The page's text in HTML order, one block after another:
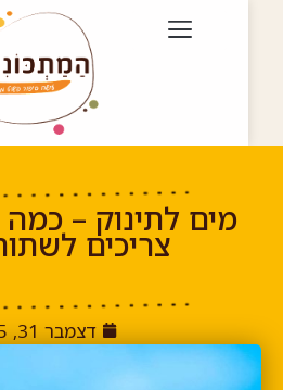
מים לתינוק – כמה
צריכים
דצמבר 31, 2025